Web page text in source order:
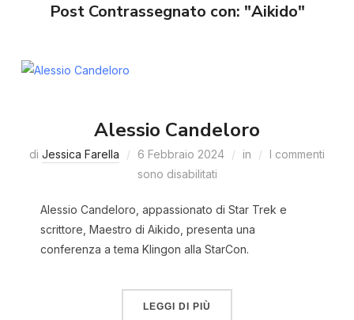
Post Contrassegnato con: "Aikido"
Alessio Candeloro
di Jessica Farella 6 Febbraio 2024 in
I commenti
sono disabilitati
Alessio Candeloro, appassionato di Star Trek e
scrittore, Maestro di Aikido, presenta una
conferenza a tema Klingon alla StarCon.
LEGGI DI PIÙ